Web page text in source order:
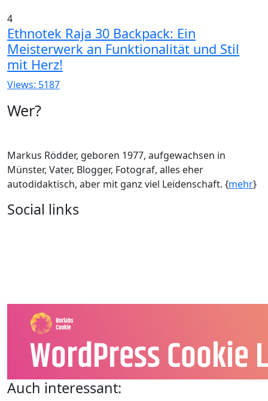
4
Ethnotek Raja 30 Backpack: Ein
Meisterwerk an Funktionalität und Stil
mit Herz!
Views: 5187
Wer?
Markus Rödder, geboren 1977, aufgewachsen in
Münster, Vater, Blogger, Fotograf, alles eher
autodidaktisch, aber mit ganz viel Leidenschaft. {mehr}
Social links
Auch interessant: